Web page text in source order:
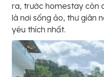
ra, trước homestay còn
là nơi sống ảo, thư giãn
yêu thích nhất.